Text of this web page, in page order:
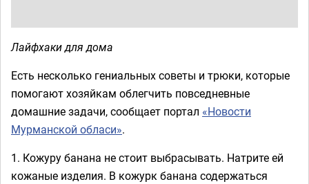
Лайфхаки для дома
Есть несколько гениальных советы и трюки, которые
помогают хозяйкам облегчить повседневные
домашние задачи, сообщает портал «Новости
Мурманской обласи».
1. Кожуру банана не стоит выбрасывать. Натрите ей
кожаные изделия. В кожурк банана содержаться